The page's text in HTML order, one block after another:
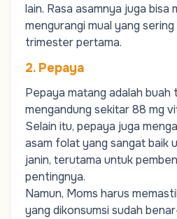
lain. Rasa asamnya juga bisa
mengurangi mual yang sering
trimester pertama.
2. Pepaya
Pepaya matang adalah buah
mengandung sekitar 88 mg
Selain itu, pepaya juga
asam folatyang sangat baik
janin, terutama untuk
pentingnya.
Namun, Moms harus
yang dikonsumsi sudah